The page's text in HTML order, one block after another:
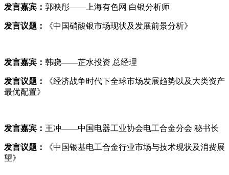
发言嘉宾： 郭映彤——上海有色网 白银分析师
发言议题： 《中国硝酸银市场现状及发展前景分析》
发言嘉宾： 韩骁——芷水投资 总经理
发言议题：
《经济战争时代下全球市场发展趋势以及大类资产
最优配置》
发言嘉宾： 王冲——中国电器工业协会电工合金分会 秘书长
发言议题：
《中国银基电工合金行业市场与技术现状及消费展
望》